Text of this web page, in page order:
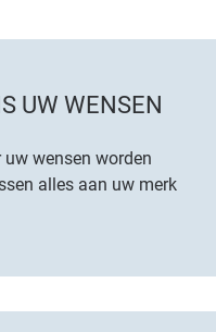
UW WENSEN
wensen worden
alles aan uw merk